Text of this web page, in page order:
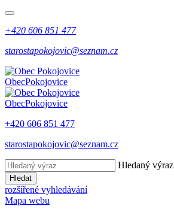
+420 606 851 477
starostapokojovic@seznam.cz
ObecPokojovice
ObecPokojovice
+420 606 851 477
starostapokojovic@seznam.cz
Hledaný výraz
Hledat
rozšířené vyhledávání
Mapa webu